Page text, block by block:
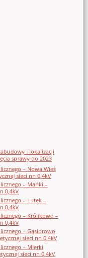
i lokalizacji
sprawy do 2023
– Nowa Wieś
sieci nn 0,4kV
– Mańki –
0,4kV
– Lutek –
0,4kV
– Królikowo –
0,4kV
– Gąsiorowo
sieci nn 0,4kV
– Mierki
sieci nn 0,4kV